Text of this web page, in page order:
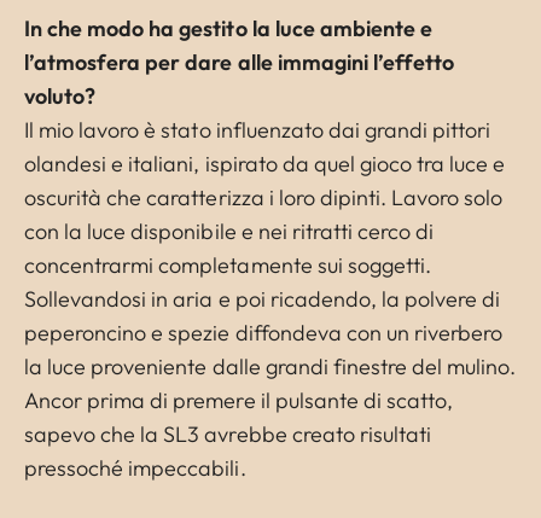
In che modo ha gestito la luce ambiente e
l’atmosfera per dare alle immagini l’effetto
voluto?
Il mio lavoro è stato influenzato dai grandi pittori
olandesi e italiani, ispirato da quel gioco tra luce e
oscurità che caratterizza i loro dipinti. Lavoro solo
con la luce disponibile e nei ritratti cerco di
concentrarmi completamente sui soggetti.
Sollevandosi in aria e poi ricadendo, la polvere di
peperoncino e spezie diffondeva con un riverbero
la luce proveniente dalle grandi finestre del mulino.
Ancor prima di premere il pulsante di scatto,
sapevo che la SL3 avrebbe creato risultati
pressoché impeccabili.